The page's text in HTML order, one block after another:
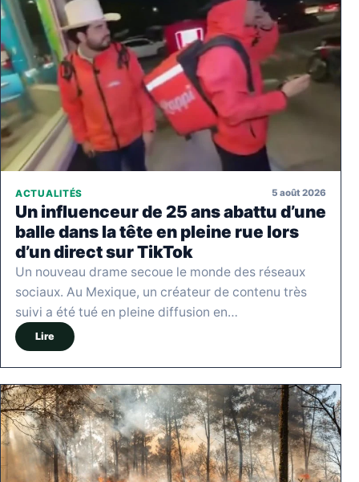
ACTUALITÉS 5 août 2026
Un influenceur de 25 ans abattu d’une
balle dans la tête en pleine rue lors
d’un direct sur TikTok
Un nouveau drame secoue le monde des réseaux
sociaux. Au Mexique, un créateur de contenu très
suivi a été tué en pleine diffusion en…
Lire